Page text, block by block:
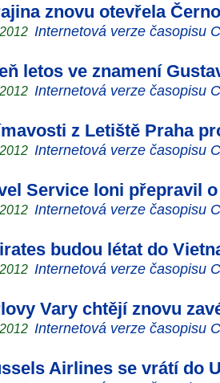
znovu otevřela
Internetová verze časopisu
letos ve znamení
Internetová verze časopisu
z Letiště Praha
Internetová verze časopisu
Service loni přepravil
Internetová verze časopisu
budou létat do
Internetová verze časopisu
Vary chtějí znovu
Internetová verze časopisu
Airlines se vrátí do